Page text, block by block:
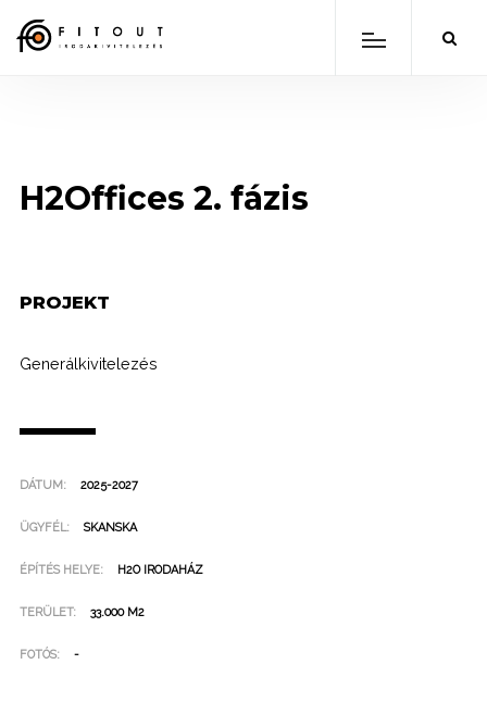
H2Offices 2. fázis
PROJEKT
Generálkivitelezés
DÁTUM: 2025-2027
ÜGYFÉL: SKANSKA
ÉPÍTÉS HELYE: H2O IRODAHÁZ
TERÜLET: 33.000 M2
FOTÓS: -